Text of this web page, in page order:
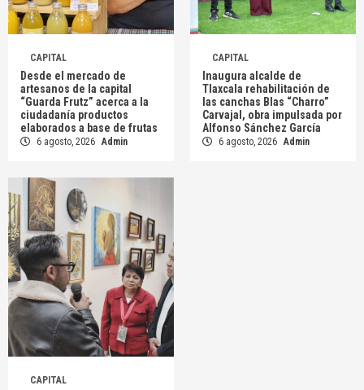
CAPITAL
Desde el mercado de
artesanos de la capital
“Guarda Frutz” acerca a la
ciudadanía productos
elaborados a base de frutas
6 agosto, 2026 Admin
CAPITAL
Inaugura alcalde de
Tlaxcala rehabilitación de
las canchas Blas “Charro”
Carvajal, obra impulsada por
Alfonso Sánchez García
6 agosto, 2026 Admin
CAPITAL